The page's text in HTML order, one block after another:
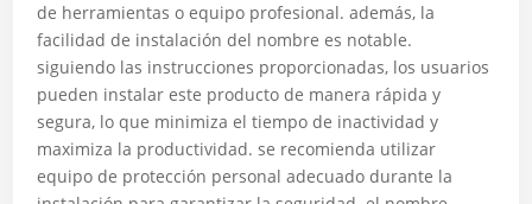
de herramientas o equipo profesional. además, la
facilidad de instalación del nombre es notable.
siguiendo las instrucciones proporcionadas, los usuarios
pueden instalar este producto de manera rápida y
segura, lo que minimiza el tiempo de inactividad y
maximiza la productividad. se recomienda utilizar
equipo de protección personal adecuado durante la